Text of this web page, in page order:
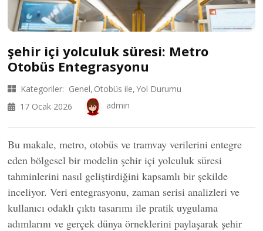
şehir içi yolculuk süresi: Metro
Otobüs Entegrasyonu
Kategoriler: Genel Otobüs ile Yol Durumu
17 Ocak 2026
admin
Bu makale, metro, otobüs ve tramvay verilerini entegre
eden bölgesel bir modelin şehir içi yolculuk süresi
tahminlerini nasıl geliştirdiğini kapsamlı bir şekilde
inceliyor. Veri entegrasyonu, zaman serisi analizleri ve
kullanıcı odaklı çıktı tasarımı ile pratik uygulama
adımlarını ve gerçek dünya örneklerini paylaşarak şehir